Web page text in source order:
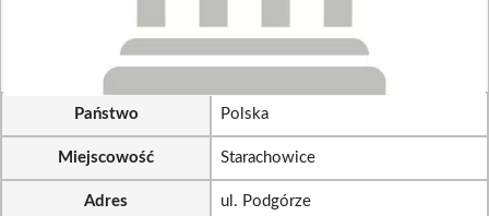
Państwo Polska
Miejscowość Starachowice
Adres ul. Podgórze